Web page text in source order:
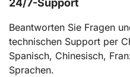
24/7-Support
Beantworten Sie Fragen
technischen Support per
Spanisch, Chinesisch,
Sprachen.